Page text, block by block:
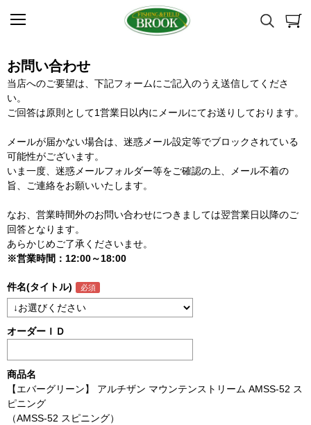
お問い合わせ
当店へのご要望は、下記フォームにご記入のうえ送信してくださ
い。
ご回答は原則として1営業日以内にメールにてお送りしております。
メールが届かない場合は、迷惑メール設定等でブロックされている
可能性がございます。
いま一度、迷惑メールフォルダー等をご確認の上、メール不着の
旨、ご連絡をお願いいたします。
なお、営業時間外のお問い合わせにつきましては翌営業日以降のご
回答となります。
あらかじめご了承くださいませ。
※営業時間：12:00～18:00
件名(タイトル)
オーダーＩＤ
商品名
【エバーグリーン】 アルチザン マウンテンストリーム AMSS-52 ス
ピニング
（AMSS-52 スピニング）